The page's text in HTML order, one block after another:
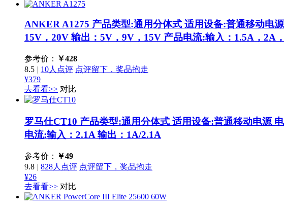
ANKER A1275 产品类型:通用分体式 适用设备:普通移动电
15V，20V 输出：5V，9V，15V 产品电流:输入：1.5A，2A
参考价： ￥428
8.5 | 10人点评 点评留下，奖品抱走
¥379
去看看>> 对比
罗马仕CT10 产品类型:通用分体式 适用设备:普通移动电源
电流:输入：2.1A 输出：1A/2.1A
参考价： ￥49
9.8 | 828人点评 点评留下，奖品抱走
¥26
去看看>> 对比